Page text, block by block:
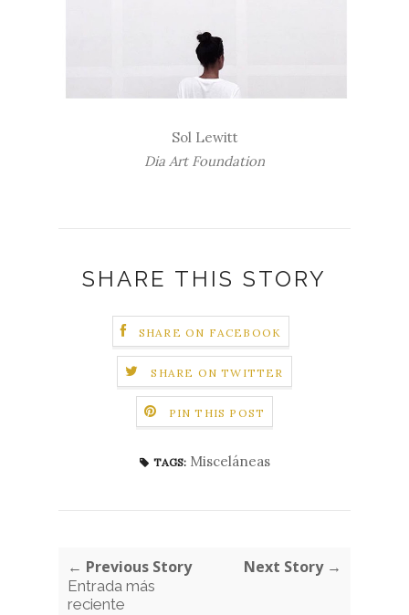
Sol Lewitt
Dia Art Foundation
SHARE THIS STORY
SHARE ON FACEBOOK
SHARE ON TWITTER
PIN THIS POST
TAGS: Misceláneas
← Previous Story
Entrada más
reciente
Next Story →